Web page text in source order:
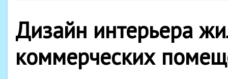
Дизайн интерьера
коммерческих